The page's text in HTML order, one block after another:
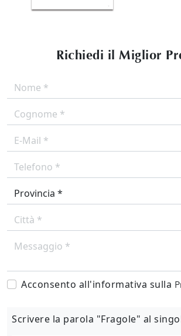
Richiedi il Miglior
Acconsento all'informativa sulla
Scrivere la parola "Fragole" al